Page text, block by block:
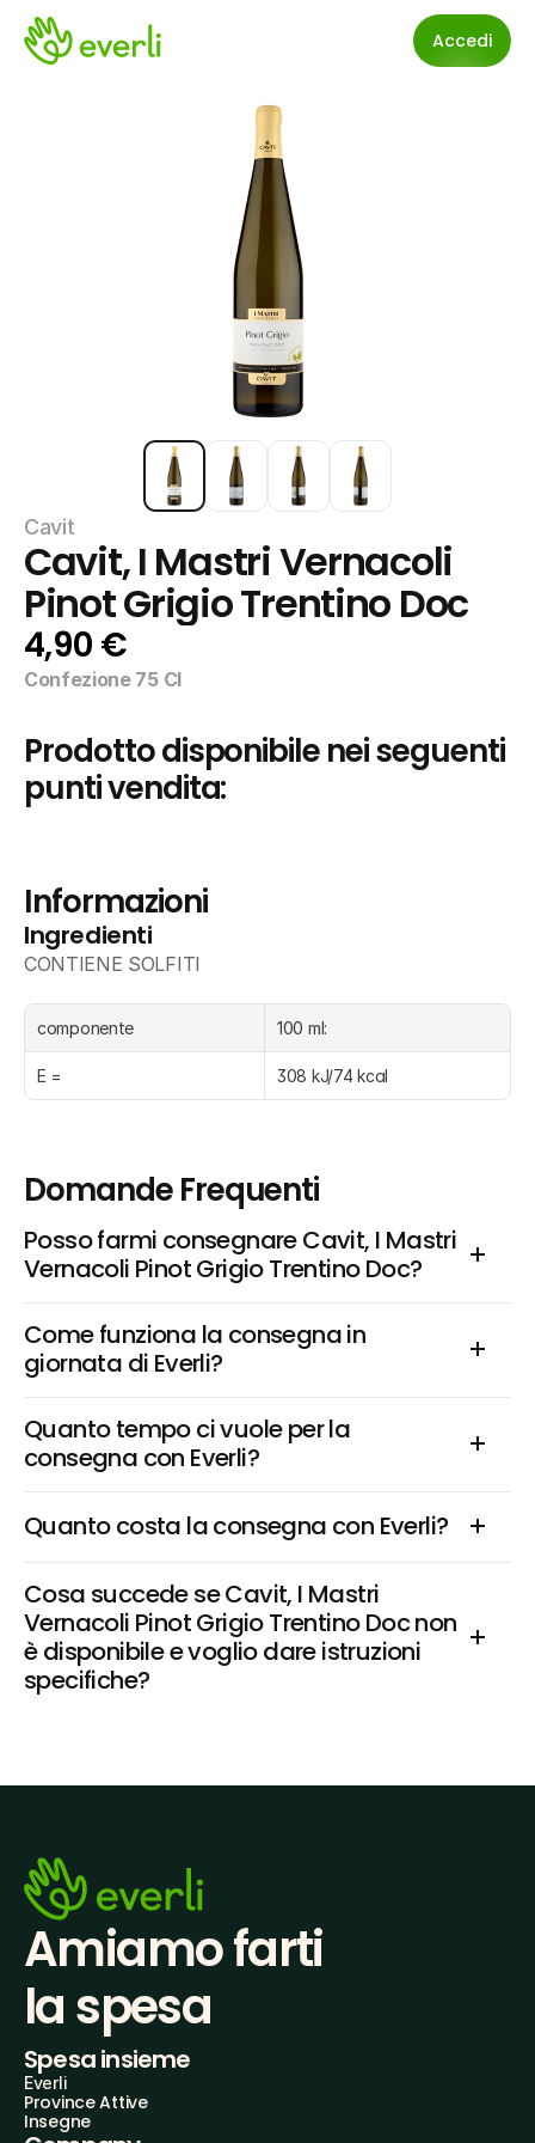
Accedi
Cavit
Cavit, I Mastri Vernacoli
Pinot Grigio Trentino Doc
4,90 €
Confezione 75 Cl
Prodotto disponibile nei seguenti
punti vendita:
Informazioni
Ingredienti
CONTIENE SOLFITI
componente 100 ml:
E = 308 kJ/74 kcal
Domande Frequenti
Posso farmi consegnare Cavit, I Mastri
Vernacoli Pinot Grigio Trentino Doc?
Come funziona la consegna in
giornata di Everli?
Quanto tempo ci vuole per la
consegna con Everli?
Quanto costa la consegna con Everli?
Cosa succede se Cavit, I Mastri
Vernacoli Pinot Grigio Trentino Doc non
è disponibile e voglio dare istruzioni
specifiche?
Amiamo farti
la spesa
Spesa insieme
Everli
Province Attive
Insegne